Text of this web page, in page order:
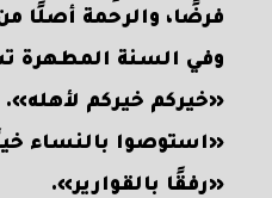
فرضًا، والرحمة أصلًا
وفي السنة المطهرة
«خيركم خيركم لأهله».
«استوصوا بالنساء
«رفقًا بالقوارير».